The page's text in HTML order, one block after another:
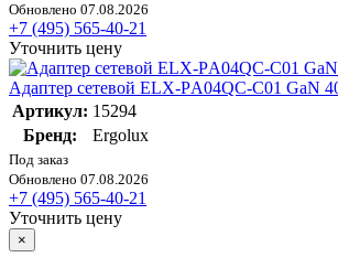
Обновлено 07.08.2026
+7 (495) 565-40-21
Уточнить цену
Адаптер сетевой ELX-РA04QC-C01 GaN
Артикул: 15294
Бренд:
Ergolux
Под заказ
Обновлено 07.08.2026
+7 (495) 565-40-21
Уточнить цену
×